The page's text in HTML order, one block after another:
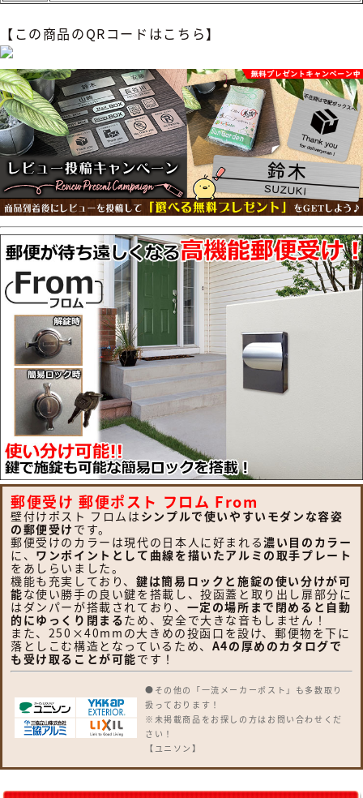
【この商品のQRコードはこちら】
郵便受け 郵便ポスト フロム From
壁付けポスト フロムは シンプルで使いやすいモダンな容姿
の郵便受け です。
郵便受けのカラーは現代の日本人に好まれる濃い目のカラー
に、 ワンポイントとして曲線を描いたアルミの取手プレート
をあしらいました。
機能も充実しており、鍵は簡易ロックと施錠の使い分けが可
能な使い勝手の良い鍵を搭載し、投函蓋と取り出し扉部分に
はダンパーが搭載されており、 一定の場所まで閉めると自動
的にゆっくり閉まるため、安全で大きな音もしません！
また、250×40mmの大きめの投函口を設け、郵便物を下に
落としこむ構造となっているため、 A4の厚めのカタログで
も受け取ることが可能です！
●その他の「一流メーカーポスト」も多数取り
扱っております！
※未掲載商品をお探しの方はお問い合わせくだ
さい！
【ユニソン】
サ・テラII・プラスト・ヴィコDB・ヴィコ